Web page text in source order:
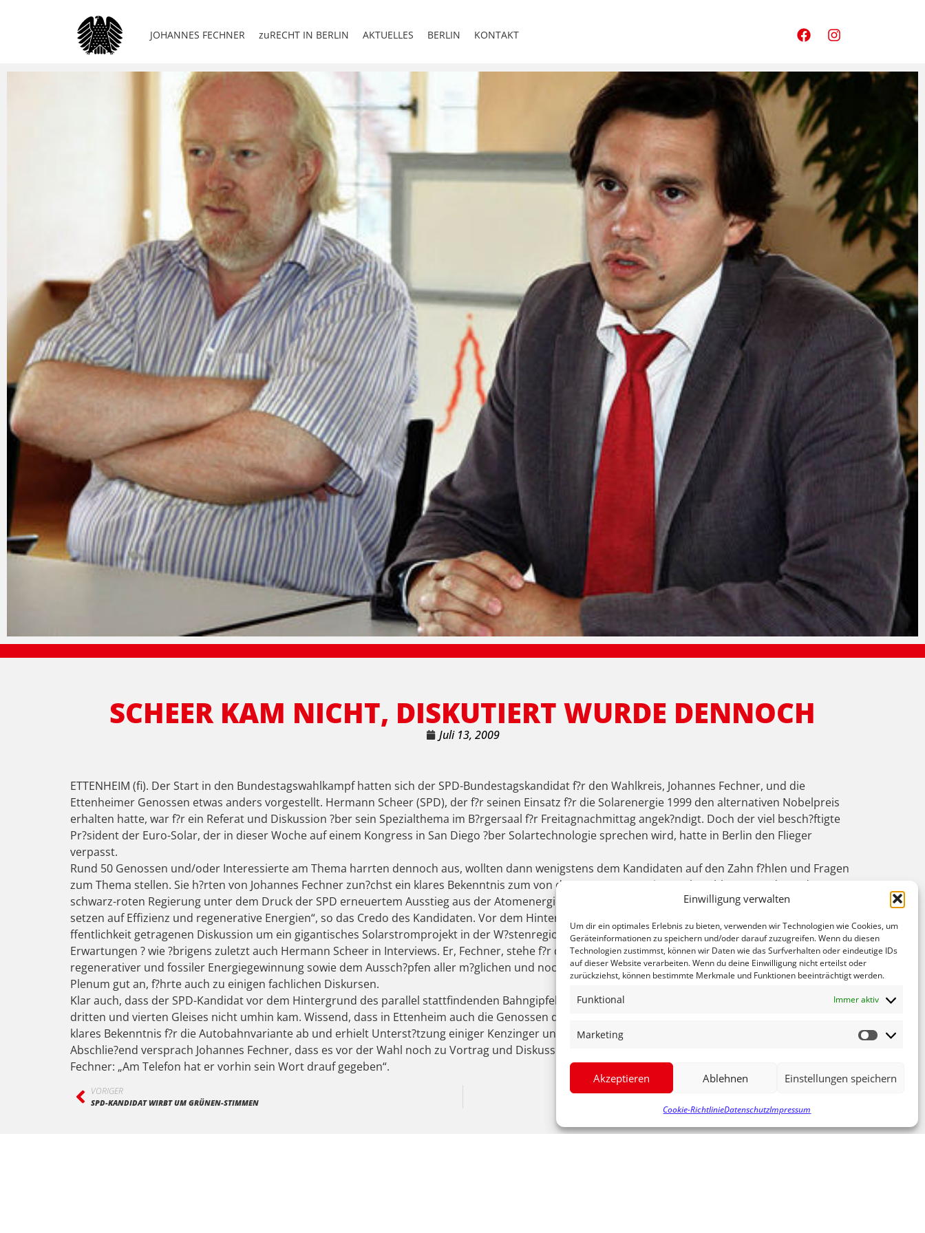
Einwilligung verwalten
Um dir ein optimales Erlebnis zu bieten, verwenden wir Technologien wie Cookies, um
Geräteinformationen zu speichern und/oder darauf zuzugreifen. Wenn du diesen
Technologien zustimmst, können wir Daten wie das Surfverhalten oder eindeutige IDs
auf dieser Website verarbeiten. Wenn du deine Einwilligung nicht erteilst oder
zurückziehst, können bestimmte Merkmale und Funktionen beeinträchtigt werden.
Funktional Immer aktiv
Marketing
Akzeptieren Ablehnen Einstellungen speichern
Cookie-RichtlinieDatenschutzImpressum
JOHANNES FECHNER zuRECHT IN BERLIN AKTUELLES BERLIN KONTAKT
SCHEER KAM NICHT, DISKUTIERT WURDE DENNOCH
Juli 13, 2009
ETTENHEIM (fi). Der Start in den Bundestagswahlkampf hatten sich der SPD-Bundestagskandidat f?r den Wahlkreis, Johannes Fechner, und die
Ettenheimer Genossen etwas anders vorgestellt. Hermann Scheer (SPD), der f?r seinen Einsatz f?r die Solarenergie 1999 den alternativen Nobelpreis
erhalten hatte, war f?r ein Referat und Diskussion ?ber sein Spezialthema im B?rgersaal f?r Freitagnachmittag angek?ndigt. Doch der viel besch?ftigte
Pr?sident der Euro-Solar, der in dieser Woche auf einem Kongress in San Diego ?ber Solartechnologie sprechen wird, hatte in Berlin den Flieger
verpasst.
Rund 50 Genossen und/oder Interessierte am Thema harrten dennoch aus, wollten dann wenigstens dem Kandidaten auf den Zahn f?hlen und Fragen
zum Thema stellen. Sie h?rten von Johannes Fechner zun?chst ein klares Bekenntnis zum von der rot-gr?nen Regierung beschlossen und von der
schwarz-roten Regierung unter dem Druck der SPD erneuertem Ausstieg aus der Atomenergie. „Ich halte das f?r eine Sackgassentechnologie. Wir
setzen auf Effizienz und regenerative Energien“, so das Credo des Kandidaten. Vor dem Hintergrund der gerade erst vor wenigen Wochen in die ?
ffentlichkeit getragenen Diskussion um ein gigantisches Solarstromprojekt in der W?stenregion Nordafrikas warnte er indes vor ?bertriebenen
Erwartungen ? wie ?brigens zuletzt auch Hermann Scheer in Interviews. Er, Fechner, stehe f?r dezentrale Energieversorgung und einen Mix aus
regenerativer und fossiler Energiegewinnung sowie dem Aussch?pfen aller m?glichen und noch neu zu entwickelnder Einsparpotenziale. Das kam im
Plenum gut an, f?hrte auch zu einigen fachlichen Diskursen.
Klar auch, dass der SPD-Kandidat vor dem Hintergrund des parallel stattfindenden Bahngipfels (Tiefensee/Oettinger) um ein Bekenntnis zum Bau des
dritten und vierten Gleises nicht umhin kam. Wissend, dass in Ettenheim auch die Genossen die Gleise an der Autobahn ablehnen, gab er dennoch ein
klares Bekenntnis f?r die Autobahnvariante ab und erhielt Unterst?tzung einiger Kenzinger und Herbolzheimer im Auditorium.
Abschlie?end versprach Johannes Fechner, dass es vor der Wahl noch zu Vortrag und Diskussion mit Hermann Scheer in Ettenheim kommen werde.
Fechner: „Am Telefon hat er vorhin sein Wort drauf gegeben“.
VORIGER
SPD-KANDIDAT WIRBT UM GRÜNEN-STIMMEN